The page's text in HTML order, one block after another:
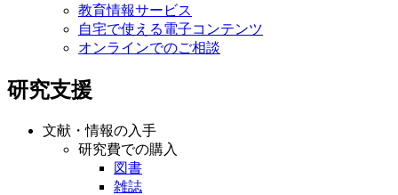
教育情報サービス
自宅で使える電子コンテンツ
オンラインでのご相談
研究支援
文献・情報の入手
研究費での購入
図書
雑誌